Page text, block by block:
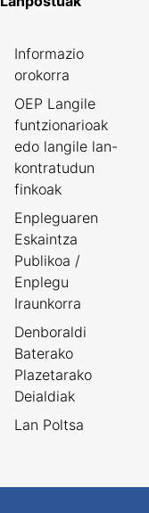
Informazio
orokorra
OEP Langile
funtzionarioak
edo langile lan-
kontratudun
finkoak
Enpleguaren
Eskaintza
Publikoa /
Enplegu
Iraunkorra
Denboraldi
Baterako
Plazetarako
Deialdiak
Lan Poltsa